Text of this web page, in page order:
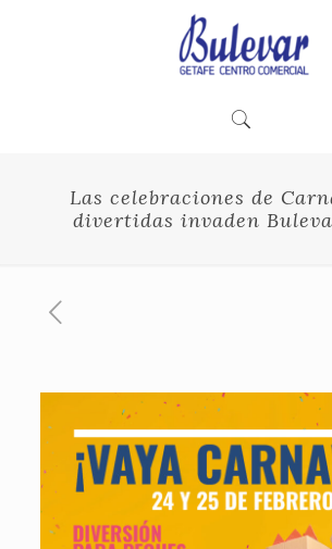
Las celebraciones de
divertidas invaden